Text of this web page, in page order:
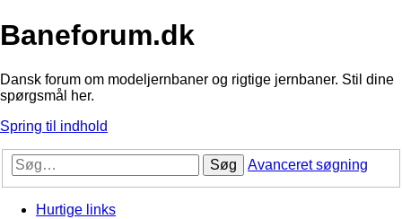
Baneforum.dk
Dansk forum om modeljernbaner og rigtige jernbaner. Stil dine
spørgsmål her.
Spring til indhold
Søg Avanceret søgning
Hurtige links